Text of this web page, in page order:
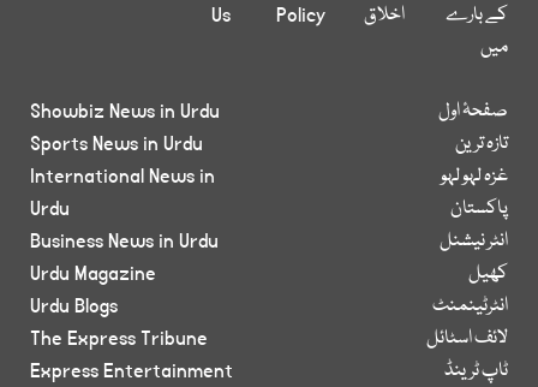
کے بارے
میں
اخلاق
Policy
Us
صفحۂ اول
تازہ ترین
غزہ لہو لہو
پاکستان
انٹر نیشنل
کھیل
انٹرٹینمنٹ
لائف اسٹائل
ٹاپ ٹرینڈ
Showbiz News in Urdu
Sports News in Urdu
International News in
Urdu
Business News in Urdu
Urdu Magazine
Urdu Blogs
The Express Tribune
Express Entertainment